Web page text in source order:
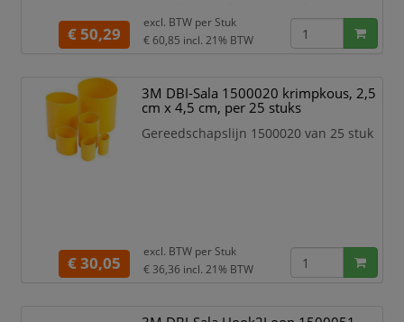
Dankzij de aanwezige reflectoren is de
rolmaatholster altijd makkelijk te
Specificaties:
Rolmaatholster met ingebouwd
oprolbaar koord
€ 50,29
excl. BTW per Stuk
€ 60,85 incl. 21% BTW
3M DBI-Sala 1500020 krimpkous, 2,5
cm x 4,5 cm, per 25 stuks
Gereedschapslijn 1500020 van 25 stuk
€ 30,05
excl. BTW per Stuk
€ 36,36 incl. 21% BTW